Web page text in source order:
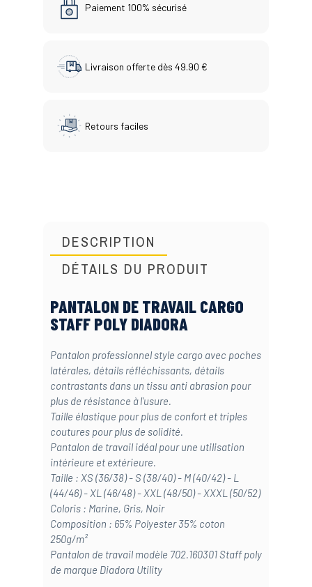
Paiement 100% sécurisé
Livraison offerte dès 49.90 €
Retours faciles
DESCRIPTION
DÉTAILS DU PRODUIT
PANTALON DE TRAVAIL CARGO
STAFF POLY DIADORA
Pantalon professionnel style cargo avec poches
latérales, détails réfléchissants, détails
contrastants dans un tissu anti abrasion pour
plus de résistance à l'usure.
Taille élastique pour plus de confort et triples
coutures pour plus de solidité.
Pantalon de travail idéal pour une utilisation
intérieure et extérieure.
Taille : XS (36/38) - S (38/40) - M (40/42) - L
(44/46) - XL (46/48) - XXL (48/50) - XXXL (50/52)
Coloris : Marine, Gris, Noir
Composition : 65% Polyester 35% coton
250g/m²
Pantalon de travail modèle 702.160301 Staff poly
de marque Diadora Utility